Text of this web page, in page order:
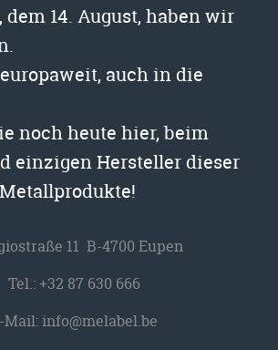
dem 14. August, haben wir
auch in die
noch heute hier, beim
einzigen Hersteller dieser
11 B-4700 Eupen
Tel.:+32 87 630 666
Mail:info@melabel.be